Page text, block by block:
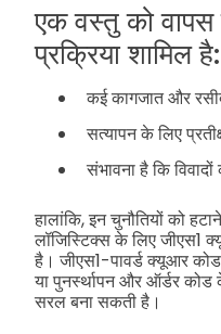
एक वस्तु को वापस
प्रक्रिया शामिल है:
कई कागजात और
सत्यापन के लिए
संभावना है कि
हालांकि, इन चुनौतियों को
लॉजिस्टिक्स के लिए जीएस1
है। जीएस1-पावर्ड क्यूआर
या पुनर्स्थापन और ऑर्डर कोड
सरल बना सकती है।